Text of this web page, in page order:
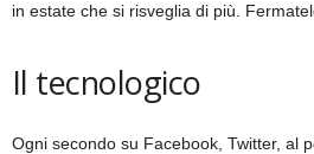
in estate che si risveglia di più.
Il tecnologico
Ogni secondo su Facebook, Twitter, al